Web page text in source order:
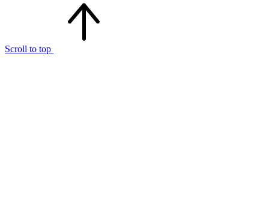
Scroll to top